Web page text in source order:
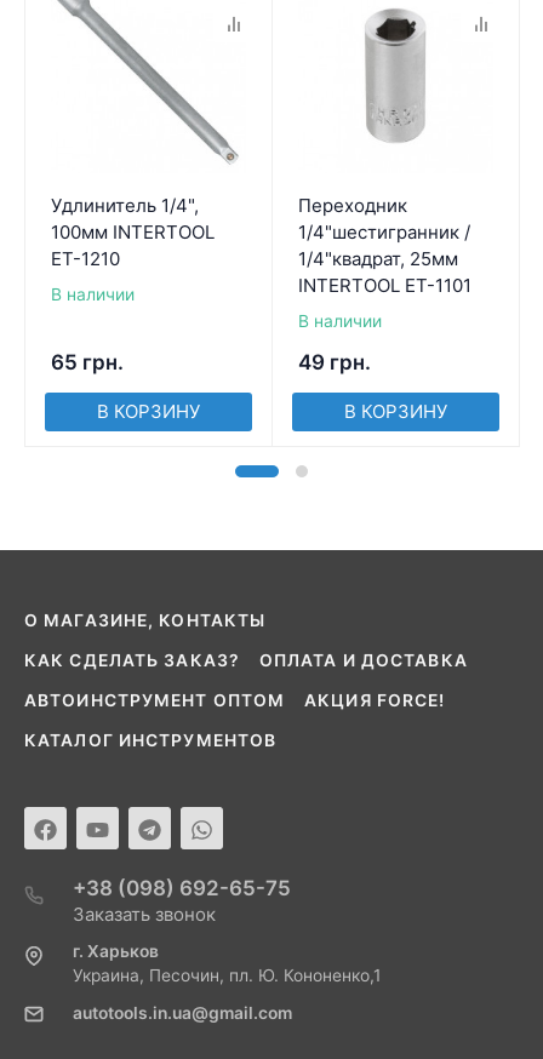
Удлинитель 1/4",
100мм INTERTOOL
ET-1210
В наличии
65 грн.
В КОРЗИНУ
Переходник
1/4"шестигранник /
1/4"квадрат, 25мм
INTERTOOL ET-1101
В наличии
49 грн.
В КОРЗИНУ
О МАГАЗИНЕ, КОНТАКТЫ
КАК СДЕЛАТЬ ЗАКАЗ? ОПЛАТА И ДОСТАВКА
АВТОИНСТРУМЕНТ ОПТОМ АКЦИЯ FORCE!
КАТАЛОГ ИНСТРУМЕНТОВ
+38 (098) 692-65-75
Заказать звонок
г. Харьков
Украина, Песочин, пл. Ю. Кононенко,1
autotools.in.ua@gmail.com